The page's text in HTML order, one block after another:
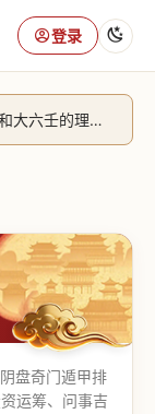
登录
即将新增八字盲派判断思路和大六壬的理气+取像判断思路。[内侧中，捐赠会员可用]2026/6/30
网站升级完成，升级全模块的算法，限时开放用户注册。2026/6/27
盘奇门遁甲排
运筹、问事吉